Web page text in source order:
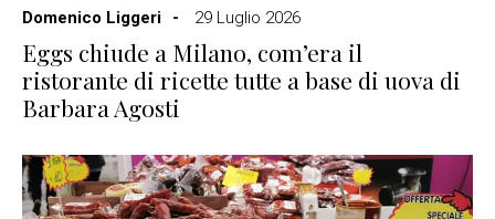
Domenico Liggeri
29 Luglio 2026
Eggs chiude a Milano, com’era il
ristorante di ricette tutte a base di uova di
Barbara Agosti